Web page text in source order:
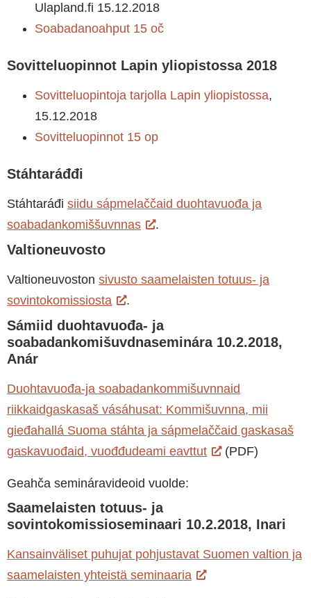
Ulapland.fi 15.12.2018
Soabadanoahput 15 oč
Sovitteluopinnot Lapin yliopistossa 2018
Sovitteluopintoja tarjolla Lapin yliopistossa,
15.12.2018
Sovitteluopinnot 15 op
Stáhtaráđđi
Stáhtaráđi siidu sápmelaččaid duohtavuođa ja
soabadankomiššuvnnas
.
Valtioneuvosto
Valtioneuvoston sivusto saamelaisten totuus- ja
sovintokomissiosta
.
Sámiid duohtavuođa- ja
soabadankomišuvdnaseminára 10.2.2018,
Anár
Duohtavuođa-ja soabadankommišuvnnaid
riikkaidgaskasaš vásáhusat: Kommišuvnna, mii
gieđahallá Suoma stáhta ja sápmelaččaid gaskasaš
gaskavuođaid, vuođđudeami eavttut
(PDF)
Geahča semináravideoid vuolde:
Saamelaisten totuus- ja
sovintokomissioseminaari 10.2.2018, Inari
Kansainväliset puhujat pohjustavat Suomen valtion ja
saamelaisten yhteistä seminaaria